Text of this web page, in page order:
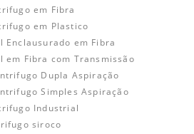
em Fibra
em Plastico
Enclausurado em Fibra
em Fibra com Transmissão
Dupla Aspiração
Simples Aspiração
Industrial
siroco